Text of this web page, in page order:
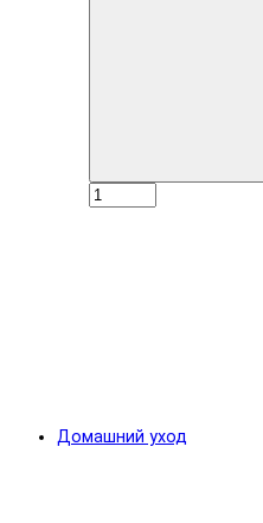
Домашний уход